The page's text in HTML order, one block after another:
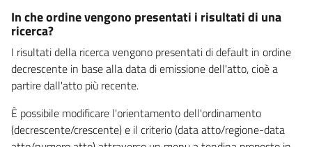
In che ordine vengono presentati i risultati di una
ricerca?
I risultati della ricerca vengono presentati di default in ordine
decrescente in base alla data di emissione dell'atto, cioè a
partire dall'atto più recente.
È possibile modificare l'orientamento dell'ordinamento
(decrescente/crescente) e il criterio (data atto/regione-data